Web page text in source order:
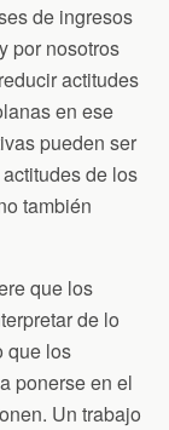
de ingresos
por nosotros
actitudes
en ese
pueden ser
de los
también
que los
de lo
que los
ponerse en el
Un trabajo